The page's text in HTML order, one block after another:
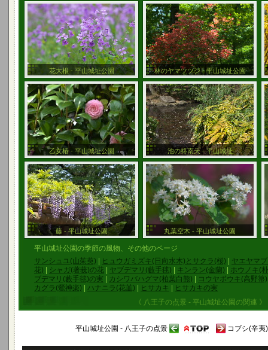
花大根 - 平山城址公園 林のヤマツツジ - 平山城址公園
乙女椿 - 平山城址公園 池の柊南天 - 平山城址
藤 - 平山城址公園 丸葉空木 - 平山城址公園
平山城址公園の季節の風物、その他のページ
サンシュユ(山茱萸)
ヒュウガミズキ(日向水木)とサクラ(桜)
ヤエヤマ
花)
シャガ(著莪)の花 ヤブデマリ(藪手毬) キンラン(金蘭)
ホウノキ(
ブデマリ(藪手毬)の実
カシワバハグマ(柏葉白熊) コウヤボウキ(高野箒)
カグラ(鶯神楽)
ハナニラ(花韮) ヒサカキ
ヒサカキの実
《 八王子の点景 - 平山城址公園の関連 》
平山城址公園 - 八王子の点景 コブシ(辛夷